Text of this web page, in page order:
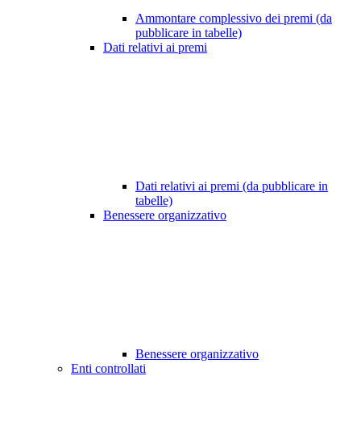
Ammontare complessivo dei premi (da
pubblicare in tabelle)
Dati relativi ai premi
Dati relativi ai premi (da pubblicare in
tabelle)
Benessere organizzativo
Benessere organizzativo
Enti controllati